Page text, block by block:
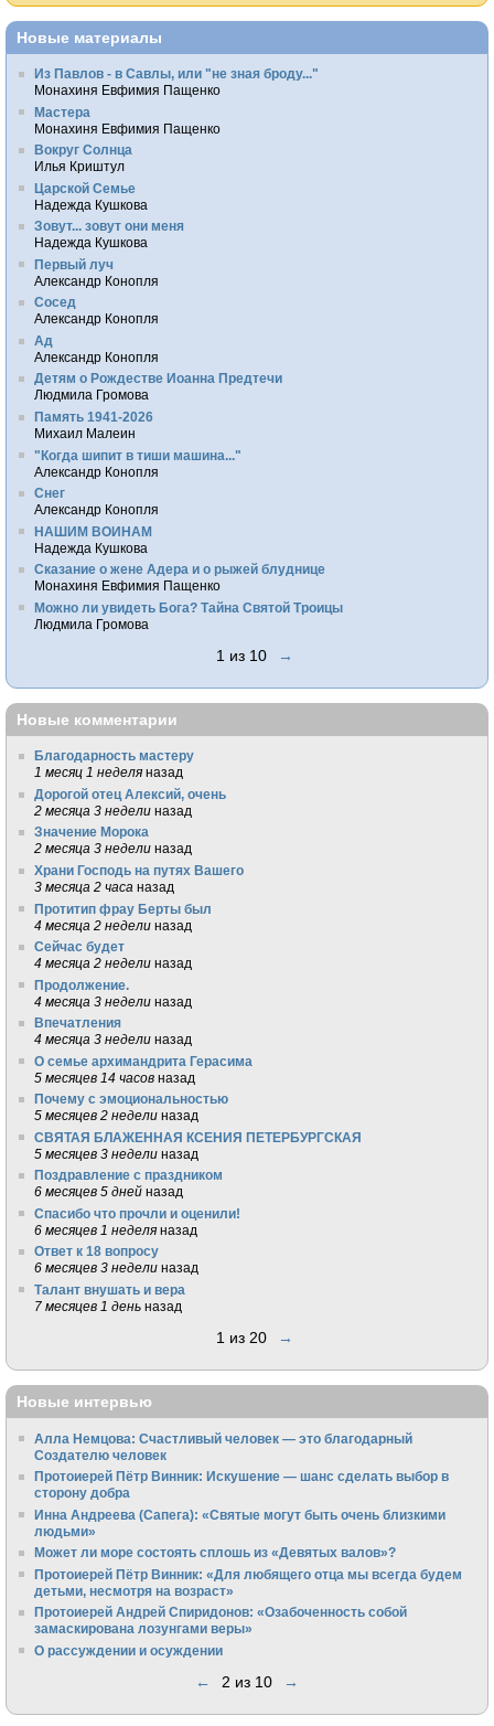
Новые материалы
Из Павлов - в Савлы, или "не зная броду..."
Монахиня Евфимия Пащенко
Мастера
Монахиня Евфимия Пащенко
Вокруг Солнца
Илья Криштул
Царской Семье
Надежда Кушкова
Зовут... зовут они меня
Надежда Кушкова
Первый луч
Александр Конопля
Сосед
Александр Конопля
Ад
Александр Конопля
Детям о Рождестве Иоанна Предтечи
Людмила Громова
Память 1941-2026
Михаил Малеин
"Когда шипит в тиши машина..."
Александр Конопля
Снег
Александр Конопля
НАШИМ ВОИНАМ
Надежда Кушкова
Сказание о жене Адера и о рыжей блуднице
Монахиня Евфимия Пащенко
Можно ли увидеть Бога? Тайна Святой Троицы
Людмила Громова
1 из 10 →
Новые комментарии
Благодарность мастеру
1 месяц 1 неделя назад
Дорогой отец Алексий, очень
2 месяца 3 недели назад
Значение Морока
2 месяца 3 недели назад
Храни Господь на путях Вашего
3 месяца 2 часа назад
Протитип фрау Берты был
4 месяца 2 недели назад
Сейчас будет
4 месяца 2 недели назад
Продолжение.
4 месяца 3 недели назад
Впечатления
4 месяца 3 недели назад
О семье архимандрита Герасима
5 месяцев 14 часов назад
Почему с эмоциональностью
5 месяцев 2 недели назад
СВЯТАЯ БЛАЖЕННАЯ КСЕНИЯ ПЕТЕРБУРГСКАЯ
5 месяцев 3 недели назад
Поздравление с праздником
6 месяцев 5 дней назад
Спасибо что прочли и оценили!
6 месяцев 1 неделя назад
Ответ к 18 вопросу
6 месяцев 3 недели назад
Талант внушать и вера
7 месяцев 1 день назад
1 из 20 →
Новые интервью
Алла Немцова: Счастливый человек — это благодарный
Создателю человек
Протоиерей Пётр Винник: Искушение — шанс сделать выбор в
сторону добра
Инна Андреева (Сапега): «Святые могут быть очень близкими
людьми»
Может ли море состоять сплошь из «Девятых валов»?
Протоиерей Пётр Винник: «Для любящего отца мы всегда будем
детьми, несмотря на возраст»
Протоиерей Андрей Спиридонов: «Озабоченность собой
замаскирована лозунгами веры»
О рассуждении и осуждении
← 2 из 10 →